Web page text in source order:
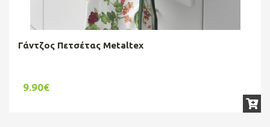
Γάντζος Πετσέτας Metaltex
9.90€